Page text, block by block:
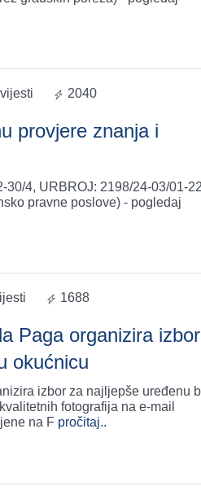
2040
provjere znanja i
30/4, URBROJ: 2198/24-03/01-
pravne poslove) - pogledaj
1688
Paga organizira
okućnicu
izbor za najljepše uređenu
fotografija na e-mail
na F pročitaj..